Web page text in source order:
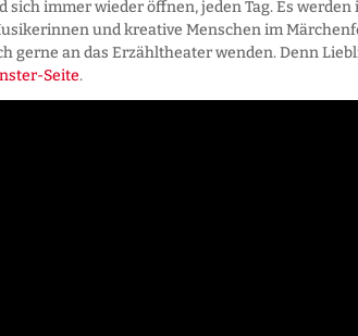
sich immer wieder öffnen, jeden Tag. Es
und kreative Menschen im
gerne an das Erzähltheater wenden. Denn
Seite.